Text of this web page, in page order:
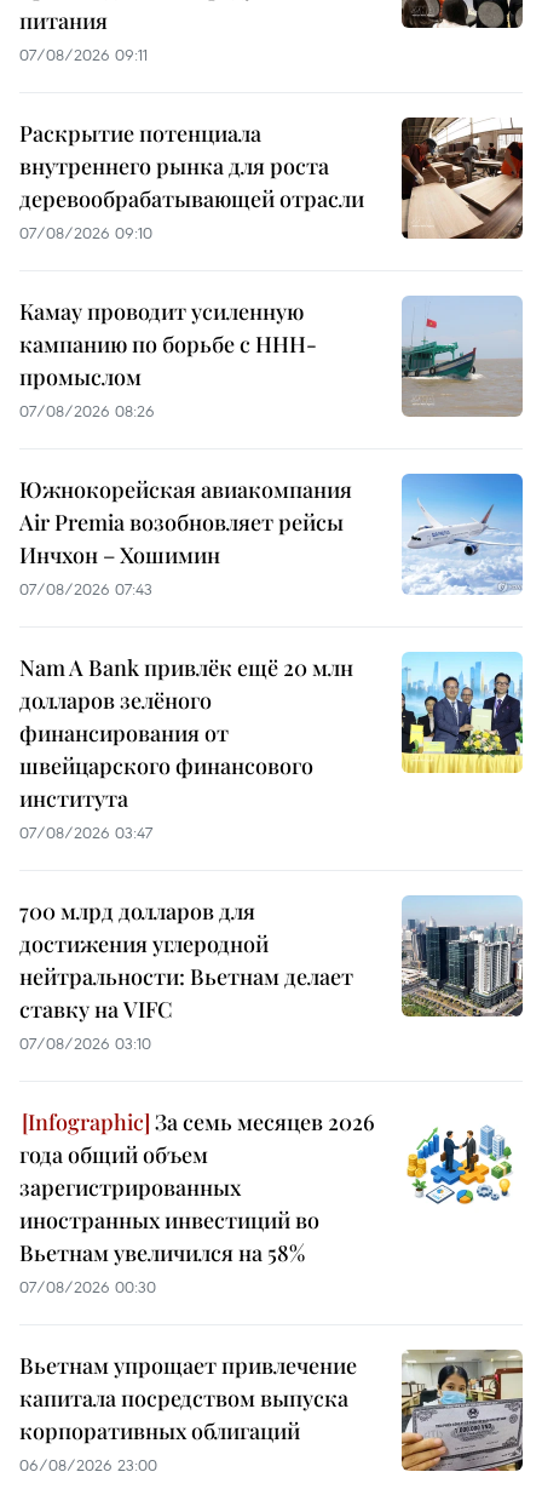
питания
07/08/2026 09:11
Раскрытие потенциала
внутреннего рынка для роста
деревообрабатывающей отрасли
07/08/2026 09:10
Камау проводит усиленную
кампанию по борьбе с ННН-
промыслом
07/08/2026 08:26
Южнокорейская авиакомпания
Air Premia возобновляет рейсы
Инчхон – Хошимин
07/08/2026 07:43
Nam A Bank привлёк ещё 20 млн
долларов зелёного
финансирования от
швейцарского финансового
института
07/08/2026 03:47
700 млрд долларов для
достижения углеродной
нейтральности: Вьетнам делает
ставку на VIFC
07/08/2026 03:10
За семь месяцев 2026
года общий объем
зарегистрированных
иностранных инвестиций во
Вьетнам увеличился на 58%
07/08/2026 00:30
Вьетнам упрощает привлечение
капитала посредством выпуска
корпоративных облигаций
06/08/2026 23:00